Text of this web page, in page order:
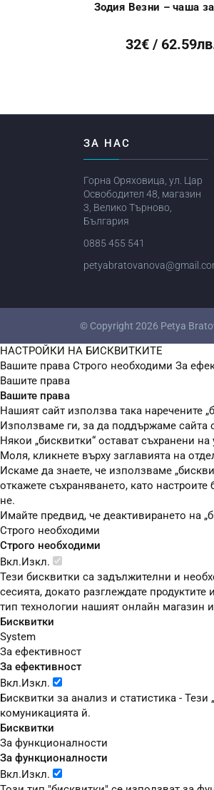
Зодия Везни – чаша
32€ /
ЗА НАС
Горна Оряховица, ул. Цар
Освободител 48, магазин
3, Велико Търново,
България
0885 455 541
© Copyright 2026 Petya
НАСТРОЙКИ НА БИСКВИТКИТЕ
Вашите права Строго необходими За
Вашите права
Вашите права
Нашият сайт използва така наречените
Използваме ги, за да поддържаме сайта
Някои „бисквитки“ остават съхранени
Моля, кликнете върху заглавията на
Искаме да знаете, че използваме
откажете съхраняването, като
не.
Имайте предвид, че деактивирането на
Строго необходими
Строго необходими
Вкл.Изкл.
Тези бисквитки са задължителни и
сесията, докато разглеждате
тип технологии нашият онлайн магазин
Бисквитки
System
За ефективност
За ефективност
Вкл.Изкл.
Бисквитки за анализ и статистика -
комуникацията й.
Бисквитки
За функционалности
За функционалности
Вкл.Изкл.